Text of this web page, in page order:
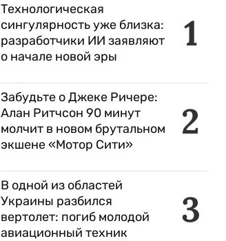
1
Технологическая
сингулярность уже близка:
разработчики ИИ заявляют
о начале новой эры
2
Забудьте о Джеке Ричере:
Алан Ритчсон 90 минут
молчит в новом брутальном
экшене «Мотор Сити»
3
В одной из областей
Украины разбился
вертолет: погиб молодой
авиационный техник